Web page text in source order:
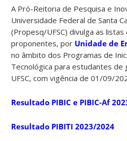
A Pró-Reitoria de Pesquisa e
Universidade Federal de Santa
(Propesq/UFSC) divulga as
proponentes, por Unidade de
no âmbito dos Programas de
Tecnológica para estudantes de
UFSC, com vigência de 01/09/
Resultado PIBIC e PIBIC-Af
Resultado PIBITI 2023/2024